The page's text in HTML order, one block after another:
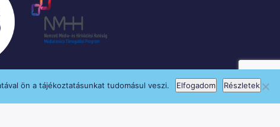
ön a tájékoztatásunkat tudomásul veszi. Elfogadom Részletek